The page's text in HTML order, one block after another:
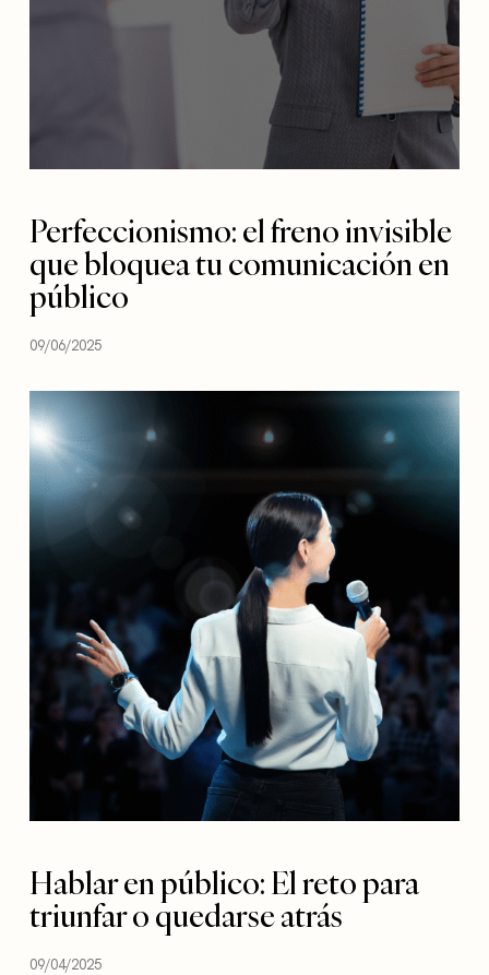
Perfeccionismo: el freno invisible
que bloquea tu comunicación en
público
09/06/2025
Hablar en público: El reto para
triunfar o quedarse atrás
09/04/2025